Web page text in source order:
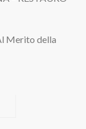
Merito della